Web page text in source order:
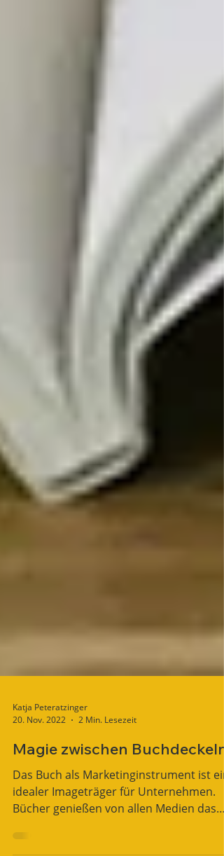
Katja Peteratzinger
20. Nov. 2022
2 Min. Lesezeit
Magie zwischen Buchdeckeln
Das Buch als Marketinginstrument ist ein
Bücher genießen von allen Medien das